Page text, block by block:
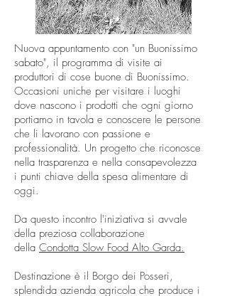
Nuova appuntamento con "un Buonissimo
sabato", il programma di visite ai
produttori di cose buone di Buonissimo.
Occasioni uniche per visitare i luoghi
dove nascono i prodotti che ogni giorno
portiamo in tavola e conoscere le persone
che li lavorano con passione e
professionalità. Un progetto che riconosce
nella trasparenza e nella consapevolezza
i punti chiave della spesa alimentare di
oggi.
Da questo incontro l'iniziativa si avvale
della preziosa collaborazione
della Condotta Slow Food Alto Garda.
Destinazione è il Borgo dei Posseri,
splendida azienda agricola che produce i